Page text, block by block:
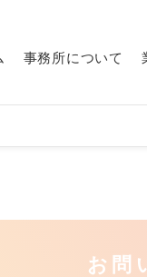
事務所について
お問